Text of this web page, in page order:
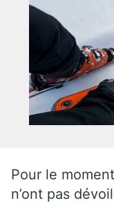
Pour le
n’ont pas